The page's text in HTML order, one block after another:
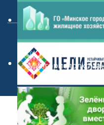
©КУП «Центр
Мингорисполкома»